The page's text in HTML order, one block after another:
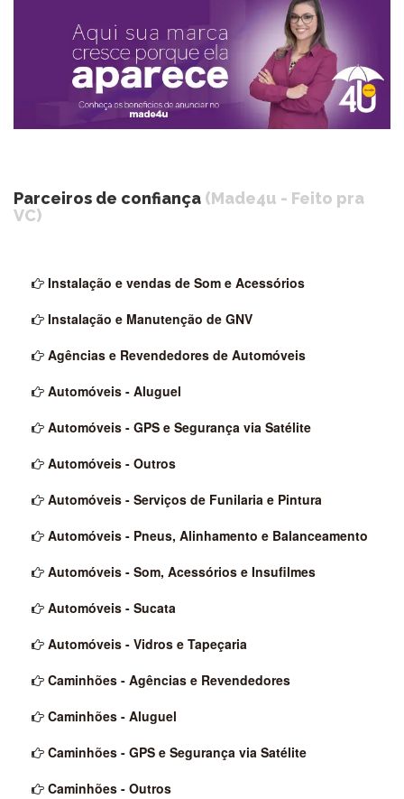
Parceiros de confiança (Made4u - Feito pra
VC)
Instalação e vendas de Som e Acessórios
Instalação e Manutenção de GNV
Agências e Revendedores de Automóveis
Automóveis - Aluguel
Automóveis - GPS e Segurança via Satélite
Automóveis - Outros
Automóveis - Serviços de Funilaria e Pintura
Automóveis - Pneus, Alinhamento e Balanceamento
Automóveis - Som, Acessórios e Insufilmes
Automóveis - Sucata
Automóveis - Vidros e Tapeçaria
Caminhões - Agências e Revendedores
Caminhões - Aluguel
Caminhões - GPS e Segurança via Satélite
Caminhões - Outros